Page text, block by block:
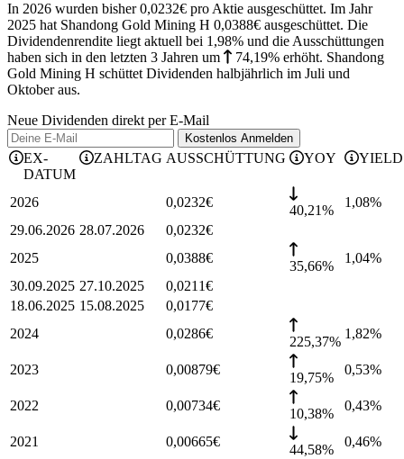
In 2026 wurden bisher 0,0232€ pro Aktie ausgeschüttet. Im Jahr
2025 hat Shandong Gold Mining H 0,0388€ ausgeschüttet. Die
Dividendenrendite liegt aktuell bei 1,98% und die Ausschüttungen
haben sich in den letzten 3 Jahren um 74,19% erhöht. Shandong
Gold Mining H schüttet Dividenden halbjährlich im Juli und
Oktober aus.
Neue Dividenden direkt per E-Mail
Kostenlos Anmelden
EX-
DATUM
ZAHLTAG AUSSCHÜTTUNG YOY YIELD
2026 0,0232€
40,21%
1,08%
29.06.2026 28.07.2026 0,0232€
2025
0,0388€
35,66%
1,04%
30.09.2025 27.10.2025 0,0211€
18.06.2025 15.08.2025 0,0177€
2024
0,0286€
225,37%
1,82%
2023 0,00879€
19,75%
0,53%
2022 0,00734€
10,38%
0,43%
2021 0,00665€
44,58%
0,46%